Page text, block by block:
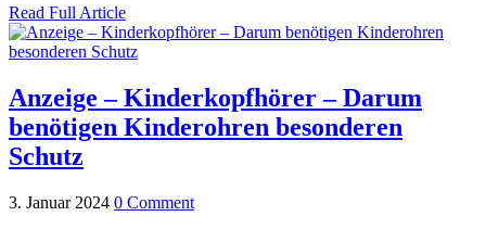
Read Full Article
Anzeige – Kinderkopfhörer – Darum
benötigen Kinderohren besonderen
Schutz
3. Januar 2024 0 Comment